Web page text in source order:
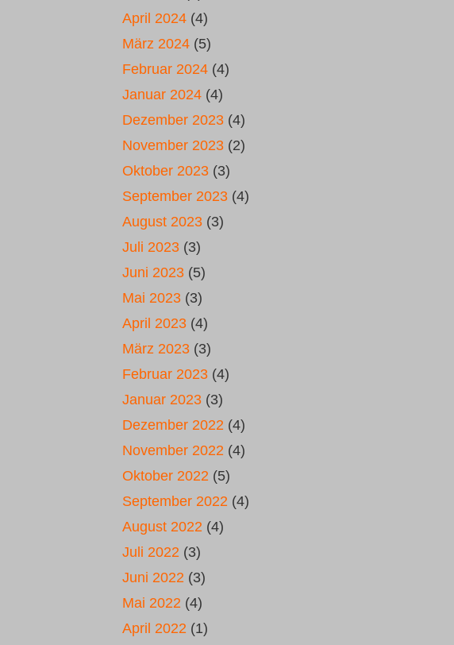
April 2024 (4)
März 2024 (5)
Februar 2024 (4)
Januar 2024 (4)
Dezember 2023 (4)
November 2023 (2)
Oktober 2023 (3)
September 2023 (4)
August 2023 (3)
Juli 2023 (3)
Juni 2023 (5)
Mai 2023 (3)
April 2023 (4)
März 2023 (3)
Februar 2023 (4)
Januar 2023 (3)
Dezember 2022 (4)
November 2022 (4)
Oktober 2022 (5)
September 2022 (4)
August 2022 (4)
Juli 2022 (3)
Juni 2022 (3)
Mai 2022 (4)
April 2022 (1)